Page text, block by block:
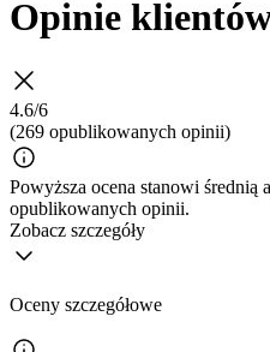
Opinie
4.6/6
(269 opublikowanych opinii)
Powyższa ocena stanowi średnią
opublikowanych opinii.
Zobacz szczegóły
Oceny szczegółowe